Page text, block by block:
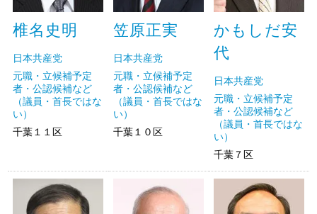
椎名史明
日本共産党
元職・立候補予定
者・公認候補など
（議員・首長ではな
い）
千葉１１区
笠原正実
日本共産党
元職・立候補予定
者・公認候補など
（議員・首長ではな
い）
千葉１０区
かもしだ安
代
日本共産党
元職・立候補予定
者・公認候補など
（議員・首長ではな
い）
千葉７区